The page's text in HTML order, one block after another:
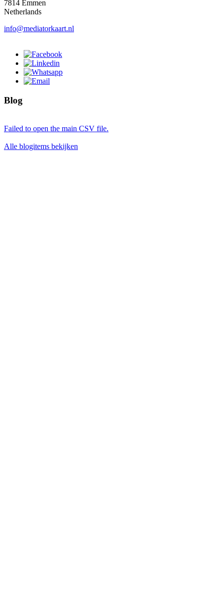
7814 Emmen
Netherlands
info@mediatorkaart.nl
Blog
Failed to open the main CSV file.
Alle blogitems bekijken